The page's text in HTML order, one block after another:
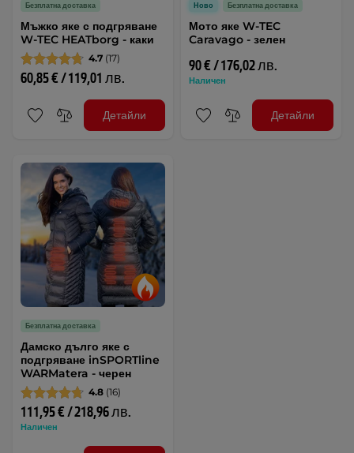
Безплатна доставка
Мъжко яке с подгряване
W-TEC HEATborg - каки
4.7 (17)
60,85 € / 119,01 лв.
Детайли
Ново Безплатна доставка
Мото яке W-TEC
Caravago - зелен
90 € / 176,02 лв.
Наличен
Детайли
Безплатна доставка
Дамско дълго яке с
подгряване inSPORTline
WARMatera - черен
4.8 (16)
111,95 € / 218,96 лв.
Наличен